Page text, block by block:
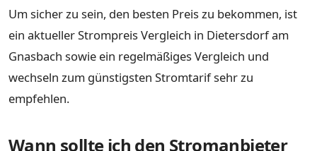
Um sicher zu sein, den besten Preis zu bekommen, ist
ein aktueller Strompreis Vergleich in Dietersdorf am
Gnasbach sowie ein regelmäßiges Vergleich und
wechseln zum günstigsten Stromtarif sehr zu
empfehlen.
Wann sollte ich den Stromanbieter